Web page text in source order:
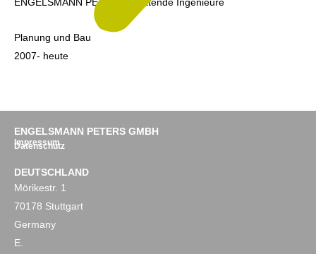
Planung und Bau
2007- heute
ENGELSMANN PETERS GMBH
Impressum
Datenschutz
DEUTSCHLAND
Mörikestr. 1
70178 Stuttgart
Germany
E.